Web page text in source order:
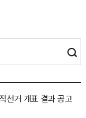
선거 개표 결과 공고